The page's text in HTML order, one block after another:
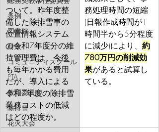
条例
図書館
財政
コミュニティスクール
PTA
教育委員会
除排雪
花火大会
ついて。昨年度整
備した除排雪車の
位置情報システム
の令和7年度分の維
持管理費は、今後
も毎年かかる費用
だが、導入による
令和7年度の除排雪
業務コストの低減
はどの程度か。
務処理時間の短縮
(日報作成時間が1
時間半から5分程度
に減少)により、 約
780万円の削減効
果があると試算し
ている。